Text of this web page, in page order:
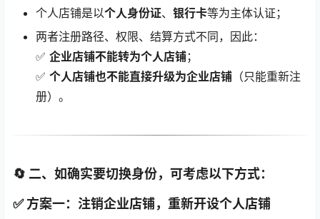
个人店铺是以个人身份证、 银行卡等为主体认证；
两者注册路径、权限、结算方式不同，因此：
✅ 企业店铺不能转为个人店铺；
✅ 个人店铺也不能直接升级为企业店铺 （只能重新注
册）。
🔄 二、如确实要切换身份，可考虑以下方式：
✅ 方案一：注销企业店铺，重新开设个人店铺